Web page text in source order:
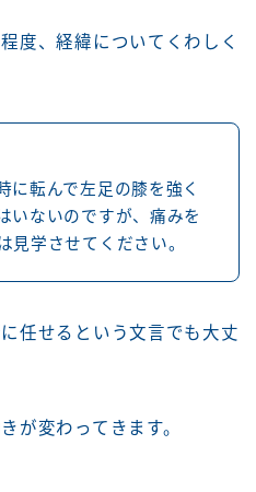
度、経緯についてくわしく
に転んで左足の膝を強く
いないのですが、痛みを
見学させてください。
任せるという文言でも大丈
が変わってきます。